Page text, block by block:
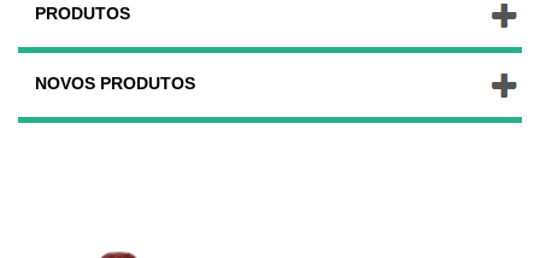
PRODUTOS
NOVOS PRODUTOS